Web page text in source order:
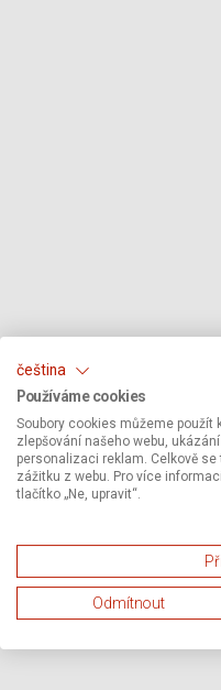
čeština
Používáme cookies
Soubory cookies můžeme použít
zlepšování našeho webu,
personalizaci reklam. Celkově
zážitku z webu. Pro více
tlačítko „Ne, upravit“.
Odmítnout